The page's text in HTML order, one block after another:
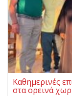
Καθημερινές
στα ορεινά